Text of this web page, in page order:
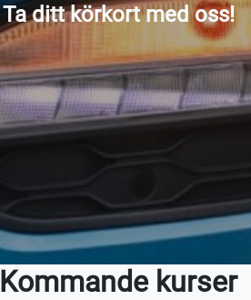
Ta ditt körkort med oss!
Kommande kurser